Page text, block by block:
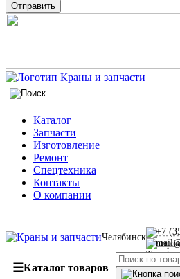
Отправить
Каталог
Запчасти
Изготовление
Ремонт
Спецтехника
Контакты
О компании
Челябинск
+7
☰Каталог товаров